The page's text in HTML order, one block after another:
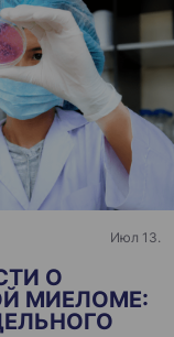
Июл 13.
О
МИЕЛОМЕ: